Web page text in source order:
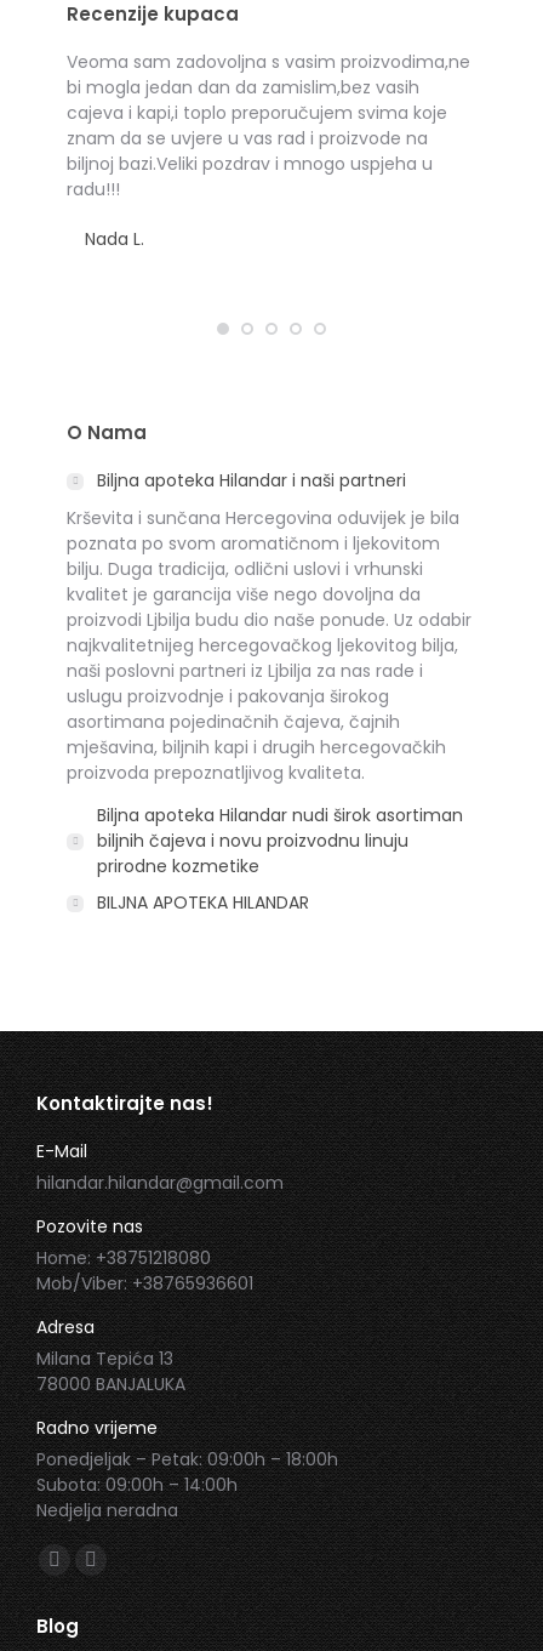
Recenzije kupaca
Veoma sam zadovoljna s vasim proizvodima,ne
bi mogla jedan dan da zamislim,bez vasih
cajeva i kapi,i toplo preporučujem svima koje
znam da se uvjere u vas rad i proizvode na
biljnoj bazi.Veliki pozdrav i mnogo uspjeha u
radu!!!
Nada L.
O Nama
Biljna apoteka Hilandar i naši partneri
Krševita i sunčana Hercegovina oduvijek je bila
poznata po svom aromatičnom i ljekovitom
bilju. Duga tradicija, odlični uslovi i vrhunski
kvalitet je garancija više nego dovoljna da
proizvodi Ljbilja budu dio naše ponude. Uz odabir
najkvalitetnijeg hercegovačkog ljekovitog bilja,
naši poslovni partneri iz Ljbilja za nas rade i
uslugu proizvodnje i pakovanja širokog
asortimana pojedinačnih čajeva, čajnih
mješavina, biljnih kapi i drugih hercegovačkih
proizvoda prepoznatljivog kvaliteta.
Biljna apoteka Hilandar nudi širok asortiman
biljnih čajeva i novu proizvodnu linuju
prirodne kozmetike
BILJNA APOTEKA HILANDAR
Kontaktirajte nas!
E-Mail
hilandar.hilandar@gmail.com
Pozovite nas
Home: +38751218080
Mob/Viber: +38765936601
Adresa
Milana Tepića 13
78000 BANJALUKA
Radno vrijeme
Ponedjeljak – Petak: 09:00h – 18:00h
Subota: 09:00h – 14:00h
Nedjelja neradna
Find us on:
Facebook
page
opens
Instagram
page
opens
Blog